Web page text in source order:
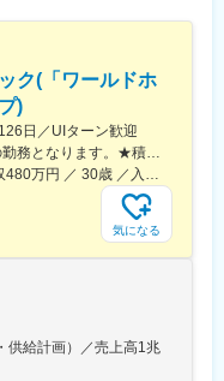
能）、週休2日制・年間休日
ています。
のステップアップも可能で
ク(「ワールドホ
)
日／UIターン歓迎
全国各地のパートナー提携企業先での勤務となります。★積極採用中エリア東京・神奈川・千葉・埼玉・大阪・京都・滋賀・兵庫・愛知・三重・福岡※北海道・沖縄県を除く45都府県に多彩なプロジェクトを用意。※勤務地は希望を最大限考慮して決定します。※U・Iターン歓迎！住宅補助あり（月6万7000円まで会社補助）＼NEW！エリア制度導入／全国でスキルを伸ばしたい方も、好きな場所で研究をしたい方も、ご希望をお聞かせください！詳細は選考時にご案内いたします。【配属先企業の一例】中外製薬株式会社中外製薬工業株式会社株式会社明治堺化学工業株式会社日本化薬株式会社日東電工株式会社 豊橋事業所ニプロファーマ株式会社 大舘工場株式会社カネカ株式会社DNPファインケミカル宇都宮株式会社中外医科学研究所東邦チタニウム株式会社高田製薬株式会社株式会社理研ジェネシス株式会社マテリアルゲート三井化学EMS株式会社株式会社エネコート 他
年収390万円 ／ 24歳 ／入社1年 年収480万円 ／ 30歳 ／入社6年
気になる
供給計画）／売上高1兆